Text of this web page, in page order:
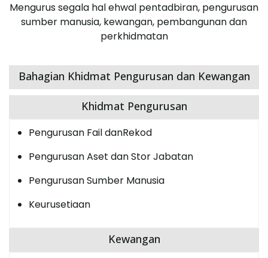
Mengurus segala hal ehwal pentadbiran, pengurusan
sumber manusia, kewangan, pembangunan dan
perkhidmatan
Bahagian Khidmat Pengurusan dan Kewangan
Khidmat Pengurusan
Pengurusan Fail danRekod
Pengurusan Aset dan Stor Jabatan
Pengurusan Sumber Manusia
Keurusetiaan
Kewangan